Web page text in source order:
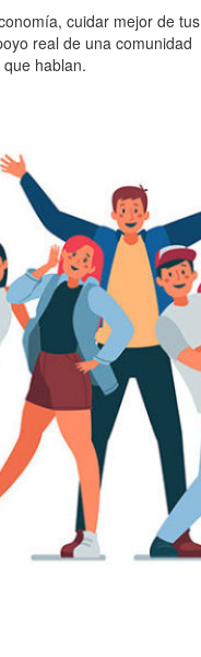
cuidar mejor de tus
real de una comunidad
hablan.